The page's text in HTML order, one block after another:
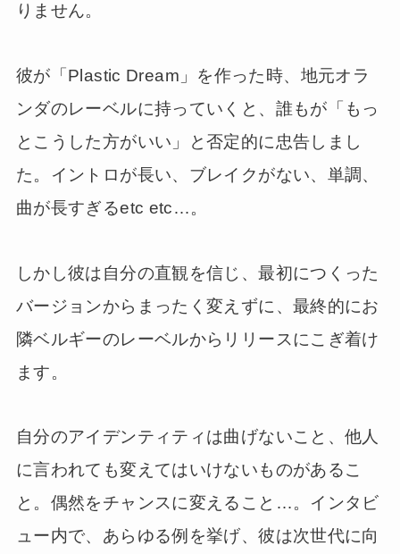
りません。
彼が「Plastic Dream」を作った時、地元オラ
ンダのレーベルに持っていくと、誰もが「もっ
とこうした方がいい」と否定的に忠告しまし
た。イントロが長い、ブレイクがない、単調、
曲が長すぎるetc etc…。
しかし彼は自分の直観を信じ、最初につくった
バージョンからまったく変えずに、最終的にお
隣ベルギーのレーベルからリリースにこぎ着け
ます。
自分のアイデンティティは曲げないこと、他人
に言われても変えてはいけないものがあるこ
と。偶然をチャンスに変えること…。インタビ
ュー内で、あらゆる例を挙げ、彼は次世代に向